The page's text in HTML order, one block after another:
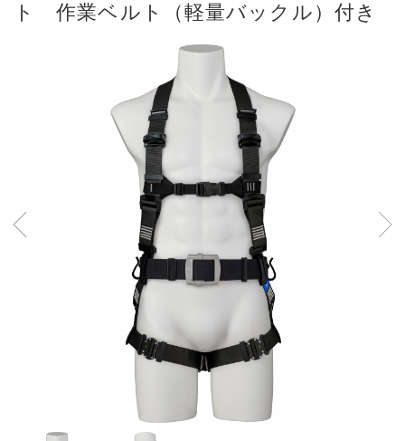
ト 作業ベルト（軽量バックル）付き